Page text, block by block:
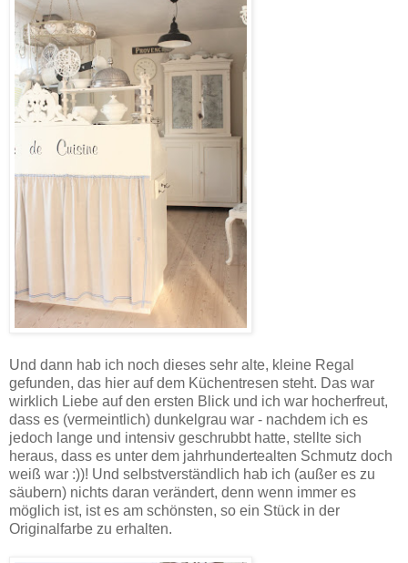
Und dann hab ich noch dieses sehr alte, kleine Regal
gefunden, das hier auf dem Küchentresen steht. Das war
wirklich Liebe auf den ersten Blick und ich war hocherfreut,
dass es (vermeintlich) dunkelgrau war - nachdem ich es
jedoch lange und intensiv geschrubbt hatte, stellte sich
heraus, dass es unter dem jahrhundertealten Schmutz doch
weiß war :))! Und selbstverständlich hab ich (außer es zu
säubern) nichts daran verändert, denn wenn immer es
möglich ist, ist es am schönsten, so ein Stück in der
Originalfarbe zu erhalten.